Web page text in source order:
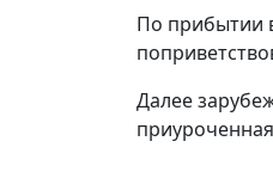
По прибытии
Далее